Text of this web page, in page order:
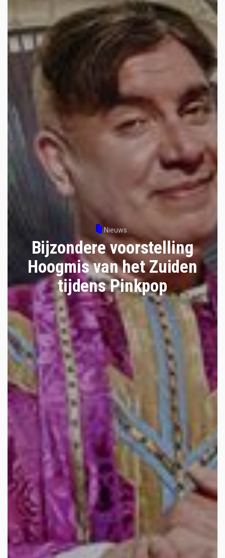
Nieuws
Bijzondere voorstelling
Hoogmis van het Zuiden
tijdens Pinkpop